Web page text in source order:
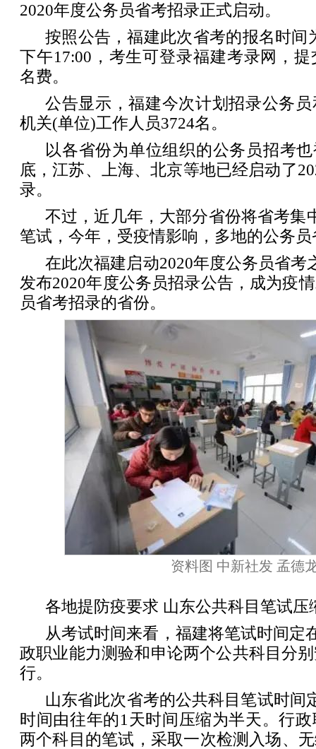
2020年度公务员省考招录正式启动。
按照公告，福建此次省考的报名时间
下午17:00，考生可登录福建考录网，
名费。
公告显示，福建今次计划招录公务
机关(单位)工作人员3724名。
以各省份为单位组织的公务员招考
底，江苏、上海、北京等地已经启动了
录。
不过，近几年，大部分省份将省考集
笔试，今年，受疫情影响，多地的公务
在此次福建启动2020年度公务员省考
发布2020年度公务员招录公告，成为疫
员省考招录的省份。
资料图 中新社发 孟德
各地提防疫要求 山东公共科目笔试压
从考试时间来看，福建将笔试时间定
政职业能力测验和申论两个公共科目分
行。
山东省此次省考的公共科目笔试时间
时间由往年的1天时间压缩为半天。行
两个科目的笔试，采取一次检测入场、